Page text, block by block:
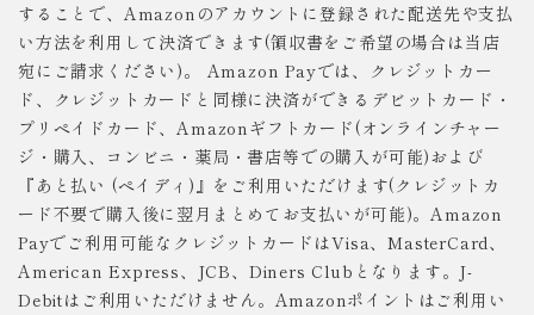
することで、Amazonのアカウントに登録された配送先や支払
い方法を利用して決済できます(領収書をご希望の場合は当店
宛にご請求ください)。 Amazon Payでは、クレジットカー
ド、クレジットカードと同様に決済ができるデビットカード・
プリペイドカード、Amazonギフトカード(オンラインチャー
ジ・購入、コンビニ・薬局・書店等での購入が可能)および
『あと払い (ペイディ)』をご利用いただけます(クレジットカ
ード不要で購入後に翌月まとめてお支払いが可能)。Amazon
Payでご利用可能なクレジットカードはVisa、MasterCard、
American Express、JCB、Diners Clubとなります。J-
Debitはご利用いただけません。Amazonポイントはご利用い